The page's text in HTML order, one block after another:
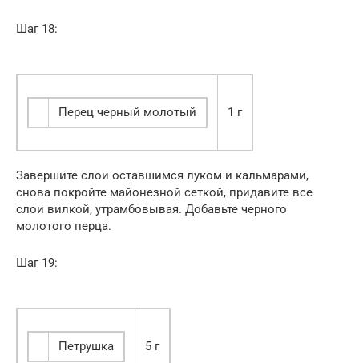
Шаг 18:
Перец черный молотый 1 г
Завершите слои оставшимся луком и кальмарами,
снова покройте майонезной сеткой, придавите все
слои вилкой, утрамбовывая. Добавьте черного
молотого перца.
Шаг 19:
Петрушка 5 г